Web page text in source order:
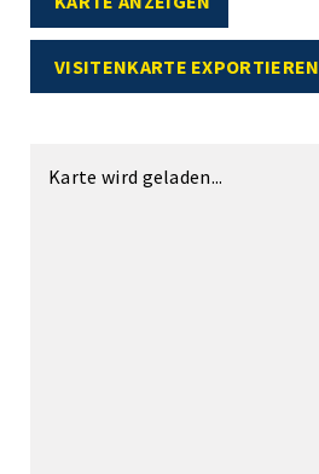
VISITENKARTE EXPORTIEREN
Karte wird geladen...